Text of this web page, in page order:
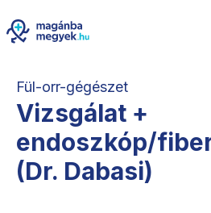
Fül-orr-gégészet
Vizsgálat +
endoszkóp/
(Dr. Dabasi)